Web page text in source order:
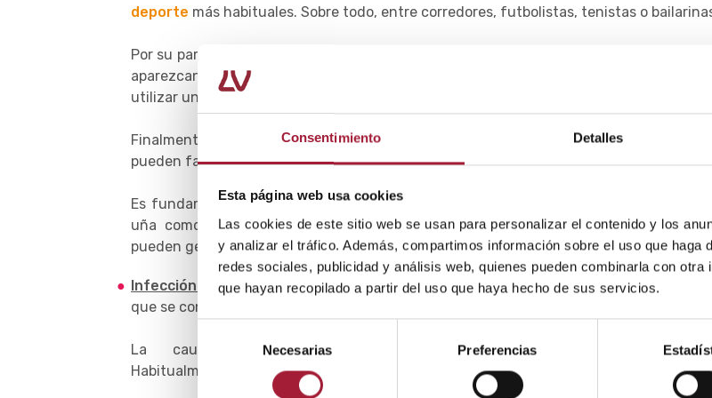
Consentimiento Detalles
Esta página web usa cookies
Las cookies de este sitio web se usan para personalizar el contenido y los
y analizar el tráfico. Además, compartimos información sobre el uso que haga
redes sociales, publicidad y análisis web, quienes pueden combinarla con
que hayan recopilado a partir del uso que haya hecho de sus servicios.
consentimiento
Necesarias Preferencias
deporte más habituales. Sobre todo, entre corredores, futbolistas, tenistas o
Por su parte, unos zapatos inadecuados también pueden provocar microtraumatismos
aparezcan
uñas partidas
utilizar un
calzado cómodo
Finalmente, ciertas patologías del antepié (pies cavos, artropatías
pueden favorecer también las uñas quebradizas.
Es fundamental iniciar un tratamiento adecuado ante el daño o la pérdida completa
uña como consecuencia de un golpe o accidente. De lo contrario, estos
pueden generar importantes secuelas estéticas y funcionales difíciles de resolver.
Infección en las uñas. La piel que rodea las uñas puede infectarse y provocar su
que se conoce médicamente como
La causa más habitual suele ser la sobreinfección por
Habitualmente,
Staphylococcus aureus o estreptococos.